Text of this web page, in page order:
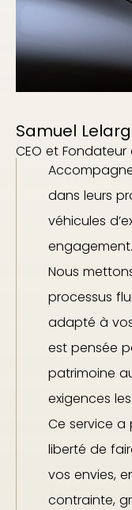
Samuel
CEO et
dans leurs
véhicules
engagement.
Nous
processus
adapté à
est pensée
patrimoine
exigences
Ce service
liberté de
vos envies,
contrainte,